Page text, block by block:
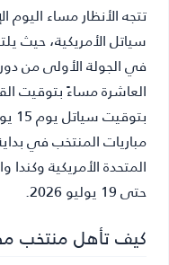
تتجه الأنظار مساء
سياتل الأمريكية، حيث
في الجولة الأولى من
العاشرة مساءً بتوقيت
مباريات المنتخب في
حتى 19 يوليو 2026.
كيف تأهل منتخب